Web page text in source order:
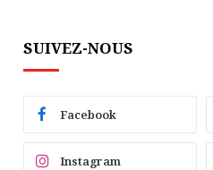
SUIVEZ-NOUS
Facebook
Instagram